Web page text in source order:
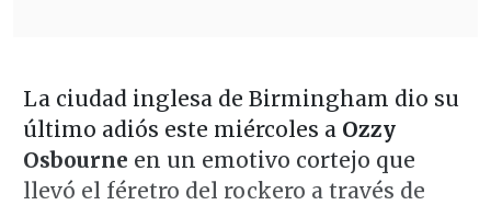
La ciudad inglesa de Birmingham dio su
último adiós este miércoles a Ozzy
Osbourne en un emotivo cortejo que
llevó el féretro del rockero a través de